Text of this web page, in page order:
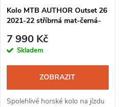
Kolo MTB AUTHOR Outset 26
2021-22 stříbrná mat-černá-
7 990 Kč
Skladem
ZOBRAZIT
Spolehlivé horské kolo na jízdu